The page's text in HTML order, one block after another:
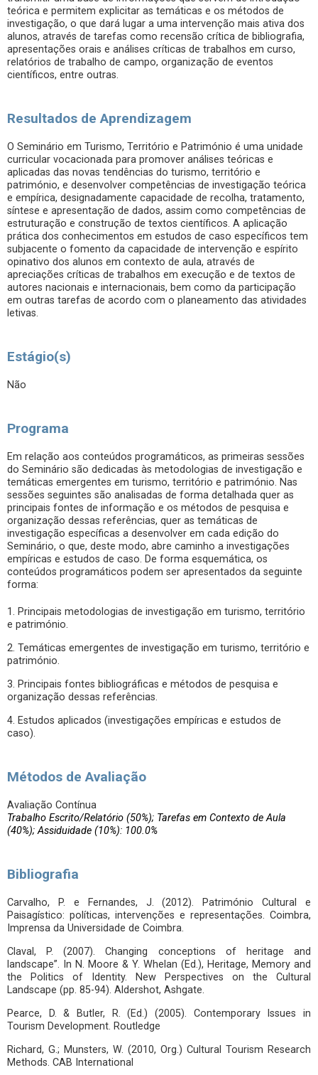
teórica e permitem explicitar as temáticas e os métodos de
investigação, o que dará lugar a uma intervenção mais ativa dos
alunos, através de tarefas como recensão crítica de bibliografia,
apresentações orais e análises críticas de trabalhos em curso,
relatórios de trabalho de campo, organização de eventos
científicos, entre outras.
Resultados de Aprendizagem
O Seminário em Turismo, Território e Património é uma unidade
curricular vocacionada para promover análises teóricas e
aplicadas das novas tendências do turismo, território e
património, e desenvolver competências de investigação teórica
e empírica, designadamente capacidade de recolha, tratamento,
síntese e apresentação de dados, assim como competências de
estruturação e construção de textos científicos. A aplicação
prática dos conhecimentos em estudos de caso específicos tem
subjacente o fomento da capacidade de intervenção e espírito
opinativo dos alunos em contexto de aula, através de
apreciações críticas de trabalhos em execução e de textos de
autores nacionais e internacionais, bem como da participação
em outras tarefas de acordo com o planeamento das atividades
letivas.
Estágio(s)
Não
Programa
Em relação aos conteúdos programáticos, as primeiras sessões
do Seminário são dedicadas às metodologias de investigação e
temáticas emergentes em turismo, território e património. Nas
sessões seguintes são analisadas de forma detalhada quer as
principais fontes de informação e os métodos de pesquisa e
organização dessas referências, quer as temáticas de
investigação específicas a desenvolver em cada edição do
Seminário, o que, deste modo, abre caminho a investigações
empíricas e estudos de caso. De forma esquemática, os
conteúdos programáticos podem ser apresentados da seguinte
forma:
1. Principais metodologias de investigação em turismo, território
e património.
2. Temáticas emergentes de investigação em turismo, território e
património.
3. Principais fontes bibliográficas e métodos de pesquisa e
organização dessas referências.
4. Estudos aplicados (investigações empíricas e estudos de
caso).
Métodos de Avaliação
Avaliação Contínua
Trabalho Escrito/Relatório (50%); Tarefas em Contexto de Aula
(40%); Assiduidade (10%): 100.0%
Bibliografia
Carvalho, P. e Fernandes, J. (2012). Património Cultural e
Paisagístico: políticas, intervenções e representações. Coimbra,
Imprensa da Universidade de Coimbra.
Claval, P. (2007). Changing conceptions of heritage and
landscape”. In N. Moore & Y. Whelan (Ed.), Heritage, Memory and
the Politics of Identity. New Perspectives on the Cultural
Landscape (pp. 85-94). Aldershot, Ashgate.
Pearce, D. & Butler, R. (Ed.) (2005). Contemporary Issues in
Tourism Development. Routledge
Richard, G.; Munsters, W. (2010, Org.) Cultural Tourism Research
Methods. CAB International